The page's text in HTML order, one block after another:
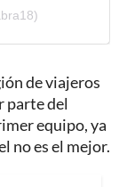
de viajeros
parte del
equipo, ya
no es el mejor.